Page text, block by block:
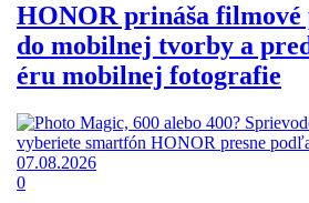
HONOR prináša filmové
do mobilnej tvorby a
éru mobilnej fotografie
07.08.2026
0